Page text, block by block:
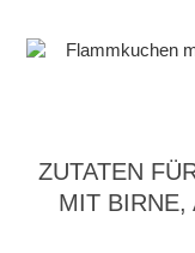
ZUTATEN
MIT BIRNE,